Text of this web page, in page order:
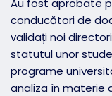
conducători de
validați noi
statutul unor
programe
analiza în materie